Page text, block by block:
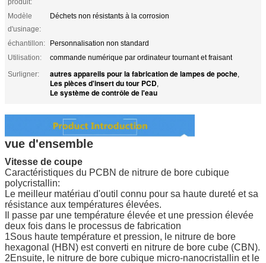
produit:
Modèle
d'usinage:
Déchets non résistants à la corrosion
échantillon:
Personnalisation non standard
Utilisation:
commande numérique par ordinateur tournant et fraisant
Surligner:
autres appareils pour la fabrication de lampes de poche,
Les pièces d'insert du tour PCD,
Le système de contrôle de l'eau
vue d'ensemble
Vitesse de coupe
Caractéristiques du PCBN de nitrure de bore cubique
polycristallin:
Le meilleur matériau d'outil connu pour sa haute dureté et sa
résistance aux températures élevées.
Il passe par une température élevée et une pression élevée
deux fois dans le processus de fabrication
1Sous haute température et pression, le nitrure de bore
hexagonal (HBN) est converti en nitrure de bore cube (CBN).
2Ensuite, le nitrure de bore cubique micro-nanocristallin et le